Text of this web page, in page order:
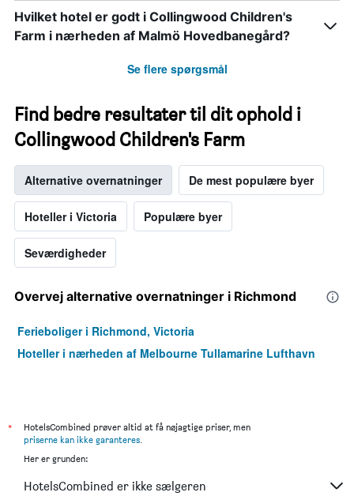
Hvilket hotel er godt i Collingwood Children's
Farm i nærheden af Malmö Hovedbanegård?
Se flere spørgsmål
Find bedre resultater til dit ophold i
Collingwood Children's Farm
Alternative overnatninger De mest populære byer
Hoteller i Victoria Populære byer
Seværdigheder
Overvej alternative overnatninger i Richmond
Ferieboliger i Richmond, Victoria
Hoteller i nærheden af Melbourne Tullamarine Lufthavn
*
HotelsCombined prøver altid at få nøjagtige priser, men
priserne kan ikke garanteres.
Her er grunden:
HotelsCombined er ikke sælgeren